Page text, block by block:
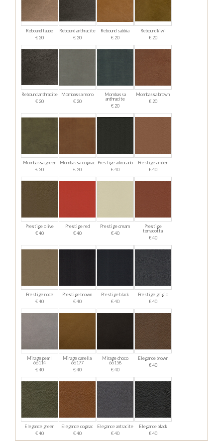
Rebound taupe
€ 20
Rebound anthracite
€ 20
Rebound sabbia
€ 20
Rebound kiwi
€ 20
Rebound anthracite
€ 20
Mombassa moro
€ 20
Mombassa
anthracite
€ 20
Mombassa brown
€ 20
Mombassa green
€ 20
Mombassa cognac
€ 20
Prestige advocado
€ 40
Prestige amber
€ 40
Prestige olive
€ 40
Prestige red
€ 40
Prestige cream
€ 40
Prestige
terracotta
€ 40
Prestige noce
€ 40
Prestige brown
€ 40
Prestige black
€ 40
Prestige grigio
€ 40
Mirage pearl
66114
€ 40
Mirage canella
66177
€ 40
Mirage choco
66158
€ 40
Elegance brown
€ 40
Elegance green
€ 40
Elegance cognac
€ 40
Elegance antracite
€ 40
Elegance black
€ 40